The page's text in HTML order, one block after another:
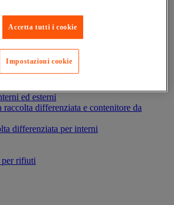
ed esterni
raccolta differenziata e contenitore da
differenziata per interni
per rifiuti
Accetta tutti i cookie
Impostazioni cookie